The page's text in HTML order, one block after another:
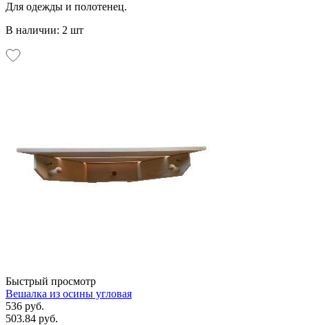
Для одежды и полотенец.
В наличии: 2 шт
Быстрый просмотр
Вешалка из осины угловая
536 руб.
503.84 руб.